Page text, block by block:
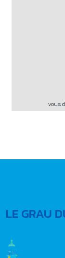
vous
LE GRAU